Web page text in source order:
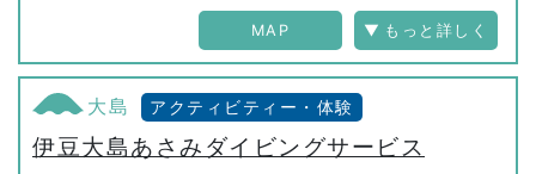
MAP
大島 アクティビティー・体験
伊豆大島あさみダイビングサービス